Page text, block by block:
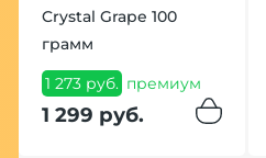
Crystal Grape 100
грамм
1 273 руб. премиум
1 299 руб.